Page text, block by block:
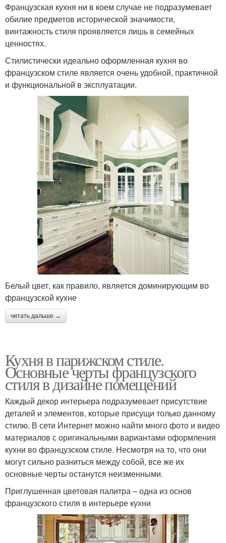
Французская кухня ни в коем случае не подразумевает
обилие предметов исторической значимости,
винтажность стиля проявляется лишь в семейных
ценностях.
Стилистически идеально оформленная кухня во
французском стиле является очень удобной, практичной
и функциональной в эксплуатации.
Белый цвет, как правило, является доминирующим во
французской кухне
читать дальше →
Кухня в парижском стиле.
Основные черты французского
стиля в дизайне помещений
Каждый декор интерьера подразумевает присутствие
деталей и элементов, которые присущи только данному
стилю. В сети Интернет можно найти много фото и видео
материалов с оригинальными вариантами оформления
кухни во французском стиле. Несмотря на то, что они
могут сильно разниться между собой, все же их
основные черты останутся неизменными.
Приглушенная цветовая палитра – одна из основ
французского стиля в интерьере кухни